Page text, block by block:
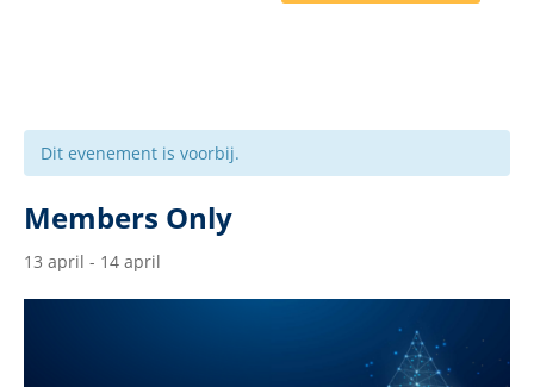
Dit evenement is voorbij.
Members Only
13 april - 14 april